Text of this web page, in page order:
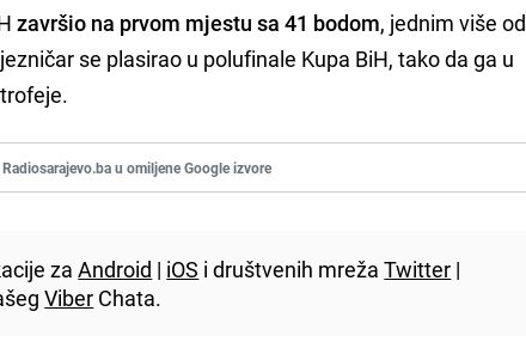
završio na prvom mjestu sa 41 bodom, jednim više od
se plasirao u polufinale Kupa BiH, tako da ga u
u omiljene Google izvore
zaAndroid | iOS i društvenih mrežaTwitter |
Viber Chata.